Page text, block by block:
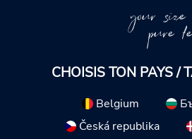
your size
pure
CHOISIS TON PAYS /
Belgium
Česká republika